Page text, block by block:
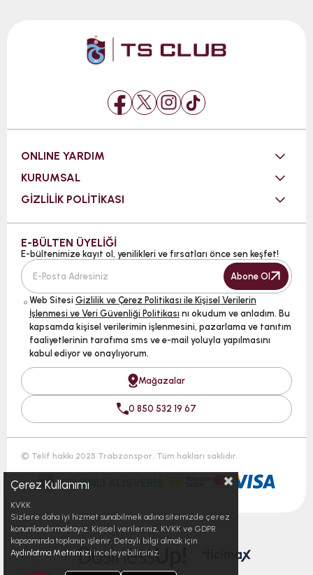
ONLINE YARDIM
KURUMSAL
GİZLİLİK POLİTİKASI
E-BÜLTEN ÜYELİĞİ
E-bültenimize kayıt ol, yenilikleri ve fırsatları önce sen keşfet!
Abone Ol
Web Sitesi Gizlilik ve Çerez Politikası ile Kişisel Verilerin
İşlenmesi ve Veri Güvenliği Politikası nı okudum ve anladım. Bu
kapsamda kişisel verilerimin işlenmesini, pazarlama ve tanıtım
faaliyetlerinin tarafıma sms ve e-mail yoluyla yapılmasını
kabul ediyor ve onaylıyorum.
Mağazalar
0 850 532 19 67
© Telif hakkı 2025 Trabzonspor. Tüm hakları saklıdır.
Çerez Kullanımı
KVKK
Sizlere daha iyi hizmet sunabilmek adına sitemizde çerez
konumlandırmaktayız. Kişisel verileriniz, KVKK ve GDPR
kapsamında toplanıp işlenir. Detaylı bilgi almak için
Aydınlatma Metnimizi inceleyebilirsiniz.